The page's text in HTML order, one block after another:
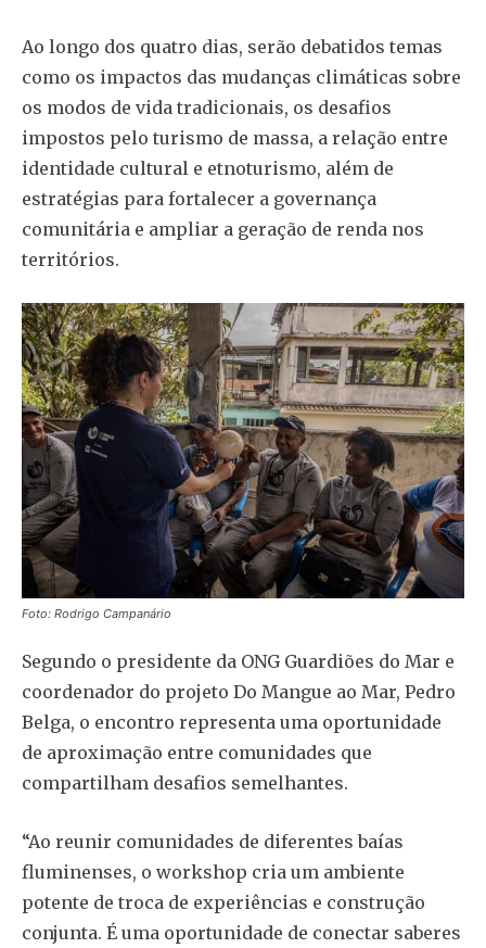
Ao longo dos quatro dias, serão debatidos temas
como os impactos das mudanças climáticas sobre
os modos de vida tradicionais, os desafios
impostos pelo turismo de massa, a relação entre
identidade cultural e etnoturismo, além de
estratégias para fortalecer a governança
comunitária e ampliar a geração de renda nos
territórios.
Foto: Rodrigo Campanário
Segundo o presidente da ONG Guardiões do Mar e
coordenador do projeto Do Mangue ao Mar, Pedro
Belga, o encontro representa uma oportunidade
de aproximação entre comunidades que
compartilham desafios semelhantes.
“Ao reunir comunidades de diferentes baías
fluminenses, o workshop cria um ambiente
potente de troca de experiências e construção
conjunta. É uma oportunidade de conectar saberes